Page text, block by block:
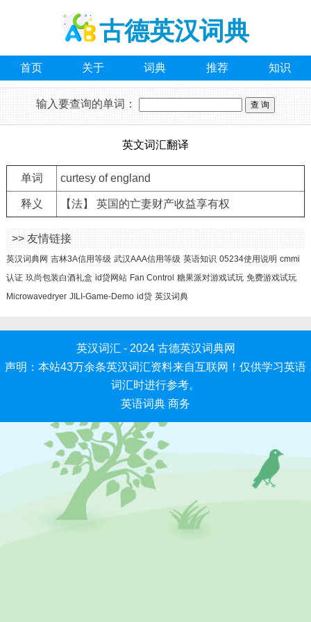
古德英汉词典
首页 关于 词典 推荐 知识
输入要查询的单词：
英文词汇翻译
单词 curtesy of england
释义 【法】 英国的亡妻财产收益享有权
>> 友情链接
英汉词典网 吉林3A信用等级 武汉AAA信用等级 英语知识 05234使用说明 cmmi
认证 玖尚包装白酒礼盒 id贷网站 Fan Control 糖果派对游戏试玩 免费游戏试玩
Microwavedryer JILI-Game-Demo id贷 英汉词典
英汉词汇 - 2024 古德英汉词典网
声明：本站43万余条英汉词汇资料来自互联网！仅供学习英语
词汇时进行参考。
英语词典 商务